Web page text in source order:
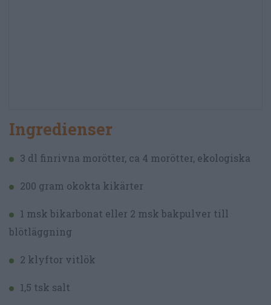
Ingredienser
3 dl finrivna morötter, ca 4 morötter, ekologiska
200 gram okokta kikärter
1 msk bikarbonat eller 2 msk bakpulver till
blötläggning
2 klyftor vitlök
1,5 tsk salt